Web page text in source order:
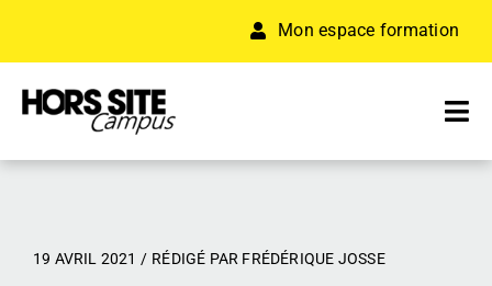
contenu
Mon espace formation
FORMATION
19 AVRIL 2021 / RÉDIGÉ PAR FRÉDÉRIQUE JOSSE